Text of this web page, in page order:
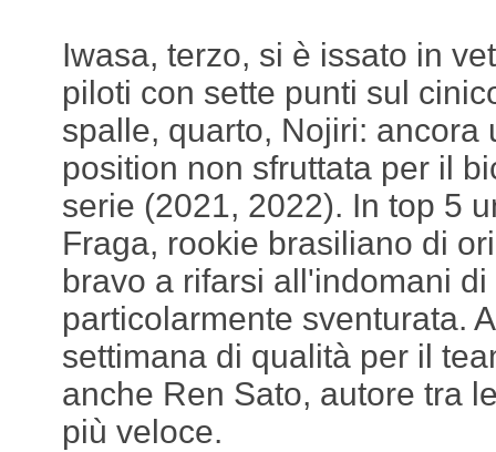
Iwasa, terzo, si è issato in
piloti con sette punti sul
spalle, quarto, Nojiri: ancora
position non sfruttata per il
serie (2021, 2022). In top 5
Fraga, rookie brasiliano di
bravo a rifarsi all'indomani
particolarmente sventurata.
settimana di qualità per il
anche Ren Sato, autore tra
più veloce.